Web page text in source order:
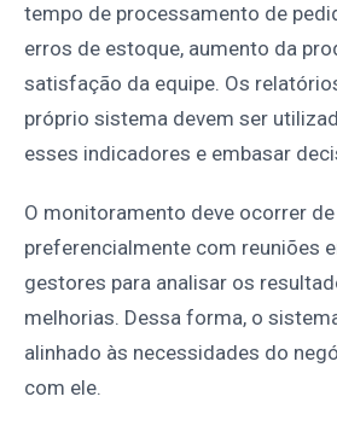
tempo de processamento de
erros de estoque, aumento da
satisfação da equipe. Os
próprio sistema devem ser
esses indicadores e embasar
O monitoramento deve ocorrer
preferencialmente com reuniões
gestores para analisar os
melhorias. Dessa forma, o
alinhado às necessidades do
com ele.